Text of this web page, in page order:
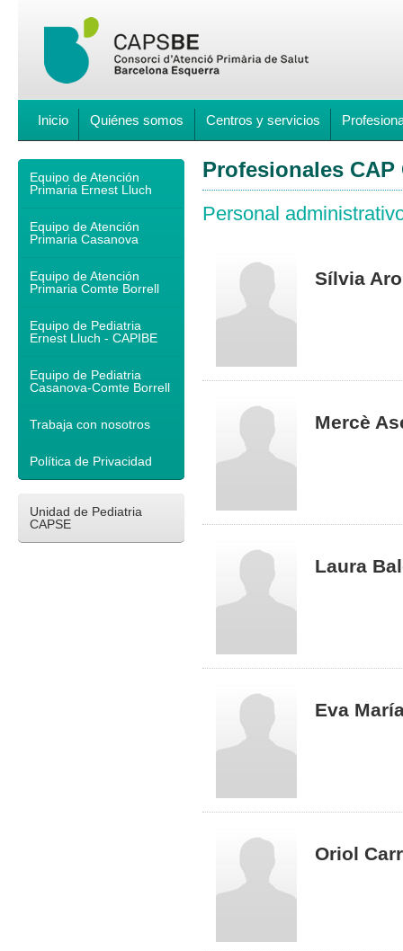
Inicio Quiénes somos Centros y servicios
Equipo de Atención
Primaria Ernest Lluch
Equipo de Atención
Primaria Casanova
Equipo de Atención
Primaria Comte Borrell
Equipo de Pediatria
Ernest Lluch - CAPIBE
Equipo de Pediatria
Casanova-Comte Borrell
Trabaja con nosotros
Política de Privacidad
Unidad de Pediatria
CAPSE
Profesionales CAP
Personal
Sílvia
Mercè
Laura
Eva
Oriol